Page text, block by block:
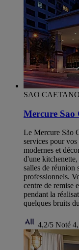
SAO
Mercure Sao
Le Mercure São
services pour
modernes et
d'une
salles de réunion
professionnels.
centre de remise
pendant la
quelques bruits
4,2/5 Noté